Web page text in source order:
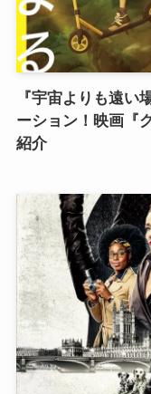
『宇宙よりも遠い
ーション！映画『
紹介